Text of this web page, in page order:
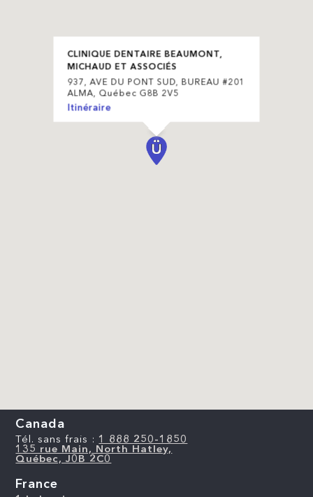
CLINIQUE DENTAIRE BEAUMONT,
MICHAUD ET ASSOCIÉS
937, AVE DU PONT SUD, BUREAU #201
ALMA, Québec G8B 2V5
Itinéraire
Canada
Tél. sans frais : 1 888 250-1850
135 rue Main, North Hatley,
Québec, J0B 2C0
France